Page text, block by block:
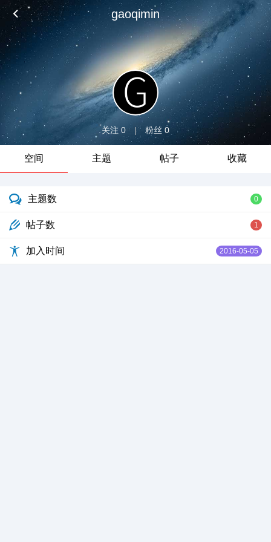
gaoqimin
关注 0 | 粉丝 0
空间 主题 帖子 收藏
主题数 0
帖子数 1
加入时间 2016-05-05